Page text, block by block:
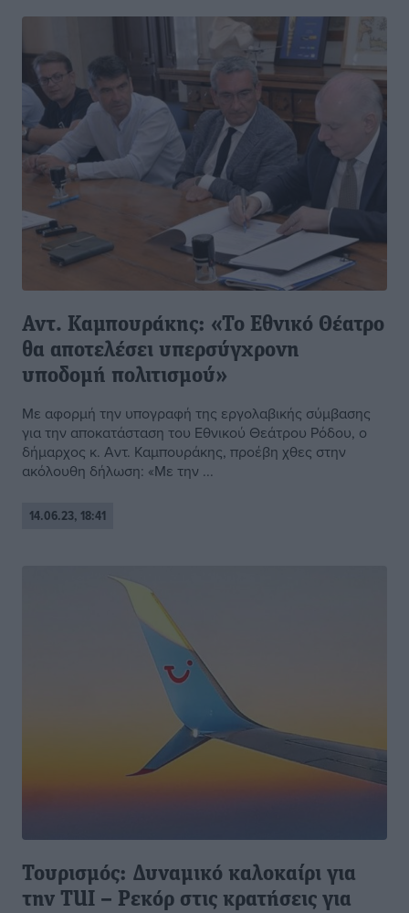
Αντ. Καμπουράκης: «Το Εθνικό Θέατρο
θα αποτελέσει υπερσύγχρονη
υποδομή πολιτισμού»
Με αφορμή την υπογραφή της εργολαβικής σύμβασης
για την αποκατάσταση του Εθνικού Θεάτρου Ρόδου, ο
δήμαρχος κ. Αντ. Καμπουράκης, προέβη χθες στην
ακόλουθη δήλωση: «Με την ...
14.06.23, 18:41
Τουρισμός: Δυναμικό καλοκαίρι για
την TUI – Ρεκόρ στις κρατήσεις για